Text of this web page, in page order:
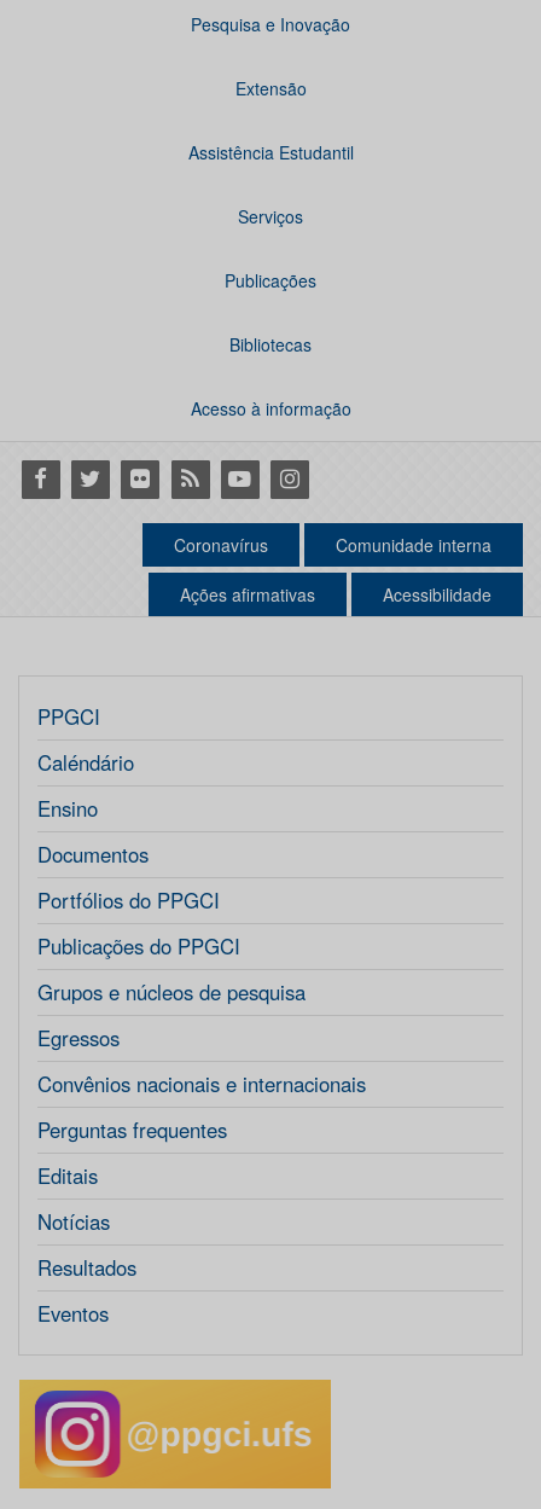
Pesquisa e Inovação
Extensão
Assistência Estudantil
Serviços
Publicações
Bibliotecas
Acesso à informação
Facebook
Twitter Flickr RSS YoutubeInstagram
Coronavírus Comunidade interna
Ações afirmativas Acessibilidade
PPGCI
Caléndário
Ensino
Documentos
Portfólios do PPGCI
Publicações do PPGCI
Grupos e núcleos de pesquisa
Egressos
Convênios nacionais e internacionais
Perguntas frequentes
Editais
Notícias
Resultados
Eventos